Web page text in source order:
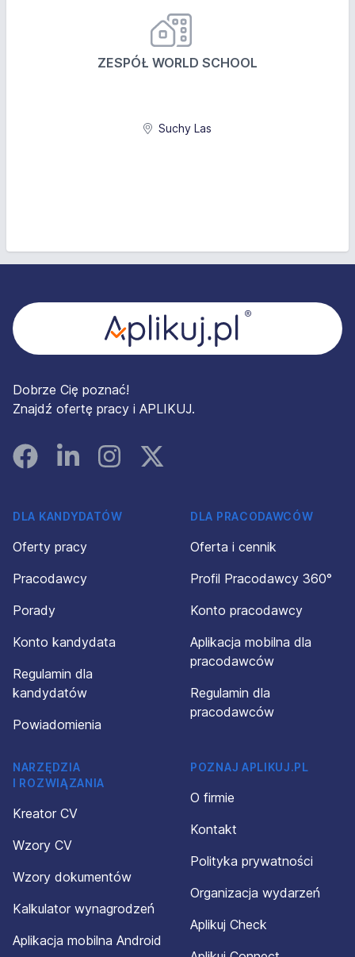
ZESPÓŁ WORLD SCHOOL
Suchy Las
Dobrze Cię poznać!
Znajdź ofertę pracy i APLIKUJ.
FacebookLinked InInstagramInstagram
DLA KANDYDATÓW
Oferty pracy
Pracodawcy
Porady
Konto kandydata
Regulamin dla
kandydatów
Powiadomienia
DLA PRACODAWCÓW
Oferta i cennik
Profil Pracodawcy 360°
Konto pracodawcy
Aplikacja mobilna dla
pracodawców
Regulamin dla
pracodawców
NARZĘDZIA
I ROZWIĄZANIA
Kreator CV
Wzory CV
Wzory dokumentów
Kalkulator wynagrodzeń
Aplikacja mobilna Android
POZNAJ APLIKUJ.PL
O firmie
Kontakt
Polityka prywatności
Organizacja wydarzeń
Aplikuj Check